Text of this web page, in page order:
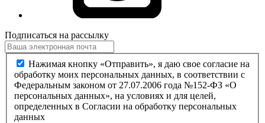
Подписаться на рассылку
Нажимая кнопку «Отправить», я даю свое согласие на
обработку моих персональных данных, в соответствии с
Федеральным законом от 27.07.2006 года №152-ФЗ «О
персональных данных», на условиях и для целей,
определенных в Согласии на обработку персональных
данных